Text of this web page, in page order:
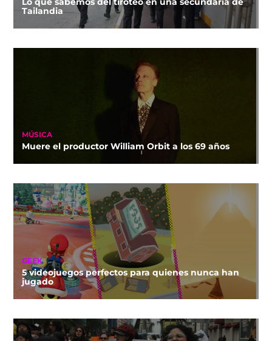
Tailandia
MÚSICA
Muere el productor William Orbit a los 69 años
GEEK
5 videojuegos perfectos para quienes nunca han
jugado